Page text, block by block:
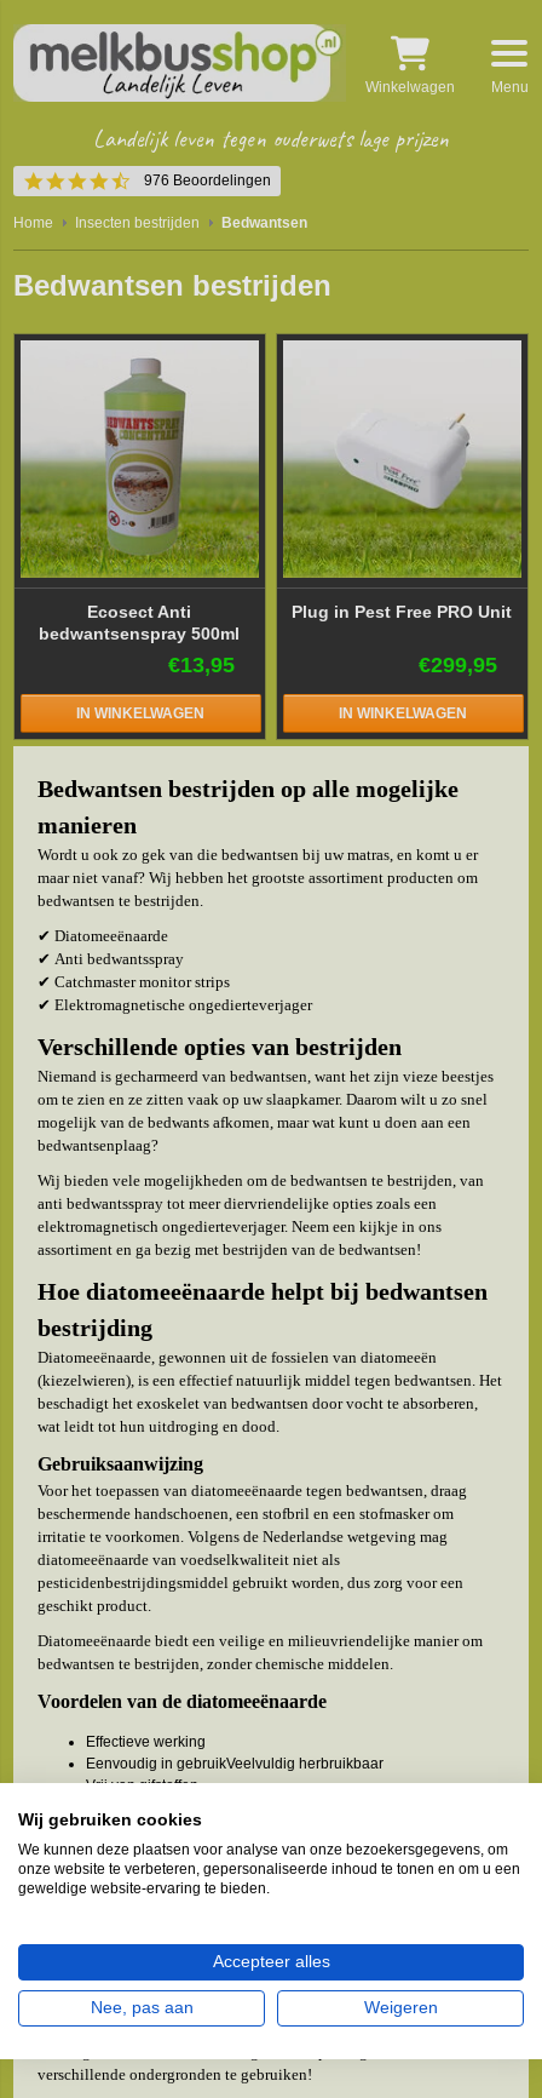
4.5
star
rating
976 Beoordelingen
Landelijk leven tegen ouderwets lage prijzen
Winkelwagen Menu
Home Insecten bestrijden Bedwantsen
Bedwantsen bestrijden
Ecosect Anti
bedwantsenspray 500ml
€13,95
IN WINKELWAGEN
Plug in Pest Free PRO Unit
€299,95
IN WINKELWAGEN
Bedwantsen bestrijden op alle mogelijke
manieren
Wordt u ook zo gek van die bedwantsen bij uw matras, en komt u er
maar niet vanaf? Wij hebben het grootste assortiment producten om
bedwantsen te bestrijden.
✔ Diatomeeënaarde
✔ Anti bedwantsspray
✔ Catchmaster monitor strips
✔ Elektromagnetische ongedierteverjager
Verschillende opties van bestrijden
Niemand is gecharmeerd van bedwantsen, want het zijn vieze beestjes
om te zien en ze zitten vaak op uw slaapkamer. Daarom wilt u zo snel
mogelijk van de bedwants afkomen, maar wat kunt u doen aan een
bedwantsenplaag?
Wij bieden vele mogelijkheden om de bedwantsen te bestrijden, van
anti bedwantsspray tot meer diervriendelijke opties zoals een
elektromagnetisch ongedierteverjager. Neem een kijkje in ons
assortiment en ga bezig met bestrijden van de bedwantsen!
Hoe diatomeeënaarde helpt bij bedwantsen
bestrijding
Diatomeeënaarde, gewonnen uit de fossielen van diatomeeën
(kiezelwieren), is een effectief natuurlijk middel tegen bedwantsen. Het
beschadigt het exoskelet van bedwantsen door vocht te absorberen,
wat leidt tot hun uitdroging en dood.
Gebruiksaanwijzing
Voor het toepassen van diatomeeënaarde tegen bedwantsen, draag
beschermende handschoenen, een stofbril en een stofmasker om
irritatie te voorkomen. Volgens de Nederlandse wetgeving mag
diatomeeënaarde van voedselkwaliteit niet als
pesticidenbestrijdingsmiddel gebruikt worden, dus zorg voor een
geschikt product.
Diatomeeënaarde biedt een veilige en milieuvriendelijke manier om
bedwantsen te bestrijden, zonder chemische middelen.
Voordelen van de diatomeeënaarde
Effectieve werking
Eenvoudig in gebruikVeelvuldig herbruikbaar
Vrij van gifstoffen
Nadelen van diatomeeënaarde
Het mag officieel niet verkocht worden als
ongediertebestrijdingsmiddel
Anti bedwantsspray
De anti bedwants spray is een effectief bestrijdingsmiddel als het gaat
om bedwantsen bestrijden. Al decennia lang is de formule van deze
anti bedwants spray succesvol vanwege zijn mechanische (fysische)
verschillende ondergronden te gebruiken!
Wij gebruiken cookies
We kunnen deze plaatsen voor analyse van onze bezoekersgegevens, om
onze website te verbeteren, gepersonaliseerde inhoud te tonen en om u een
geweldige website-ervaring te bieden.
Accepteer alles
Nee, pas aan Weigeren